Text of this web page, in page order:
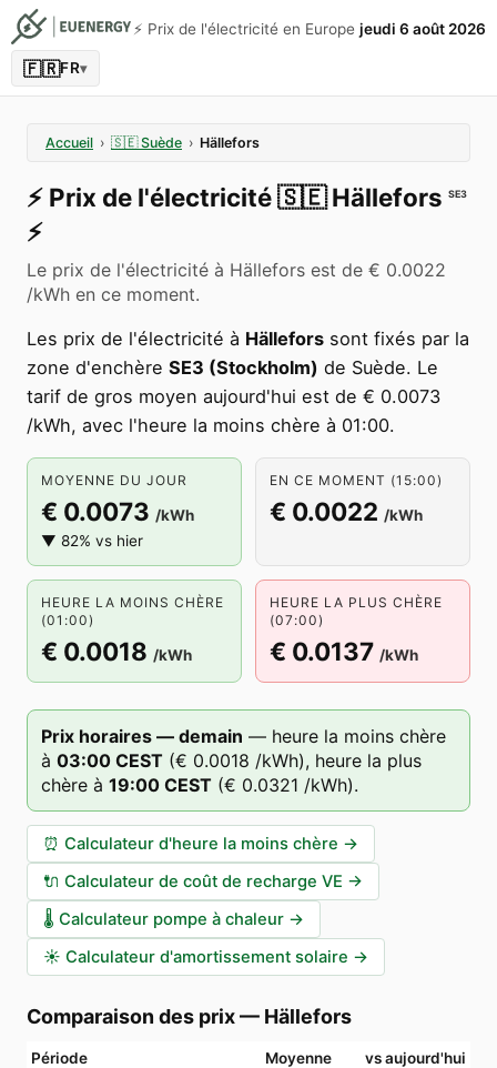
⚡️ Prix de l'électricité en Europe jeudi 6 août 2026
🇫🇷FR▾
Accueil › 🇸🇪 Suède › Hällefors
⚡️ Prix de l'électricité🇸🇪 Hällefors SE3
⚡️
Le prix de l'électricité à Hällefors est de € 0.0022
/kWh en ce moment.
Les prix de l'électricité à Hällefors sont fixés par la
zone d'enchère SE3 (Stockholm) de Suède. Le
tarif de gros moyen aujourd'hui est de € 0.0073
/kWh, avec l'heure la moins chère à 01:00.
MOYENNE DU JOUR
€ 0.0073 /kWh
▼ 82% vs hier
EN CE MOMENT (15:00)
€ 0.0022 /kWh
HEURE LA MOINS CHÈRE
(01:00)
€ 0.0018 /kWh
HEURE LA PLUS CHÈRE
(07:00)
€ 0.0137 /kWh
Prix horaires — demain — heure la moins chère
à 03:00 CEST (€ 0.0018 /kWh), heure la plus
chère à 19:00 CEST (€ 0.0321 /kWh).
⏰ Calculateur d'heure la moins chère →
🔌 Calculateur de coût de recharge VE →
🌡️ Calculateur pompe à chaleur →
☀️ Calculateur d'amortissement solaire →
Comparaison des prix— Hällefors
Période Moyenne vs aujourd'hui